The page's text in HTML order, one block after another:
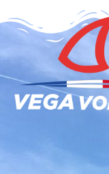
VOILES